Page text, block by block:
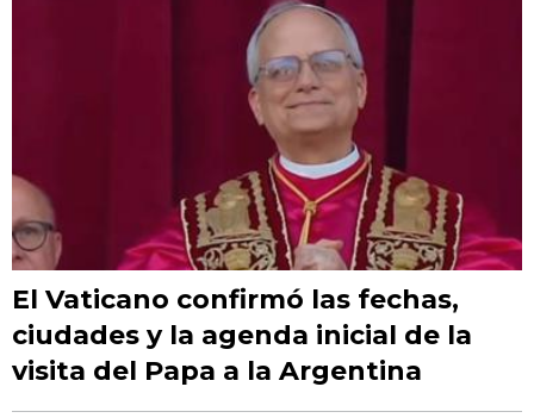
El Vaticano confirmó las fechas,
ciudades y la agenda inicial de la
visita del Papa a la Argentina